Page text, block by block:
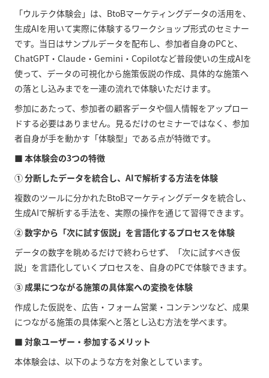
「ウルテク体験会」は、BtoBマーケティングデータの活用を、
生成AIを用いて実際に体験するワークショップ形式のセミナー
です。当日はサンプルデータを配布し、参加者自身のPCと、
ChatGPT・Claude・Gemini・Copilotなど普段使いの生成AIを
使って、データの可視化から施策仮説の作成、具体的な施策へ
の落とし込みまでを一連の流れで体験いただけます。
参加にあたって、参加者の顧客データや個人情報をアップロー
ドする必要はありません。見るだけのセミナーではなく、参加
者自身が手を動かす「体験型」である点が特徴です。
■ 本体験会の3つの特徴
① 分断したデータを統合し、AIで解析する方法を体験
複数のツールに分かれたBtoBマーケティングデータを統合し、
生成AIで解析する手法を、実際の操作を通じて習得できます。
② 数字から「次に試す仮説」を言語化するプロセスを体験
データの数字を眺めるだけで終わらせず、「次に試すべき仮
説」を言語化していくプロセスを、自身のPCで体験できます。
③ 成果につながる施策の具体案への変換を体験
作成した仮説を、広告・フォーム営業・コンテンツなど、成果
につながる施策の具体案へと落とし込む方法を学べます。
■ 対象ユーザー・参加するメリット
本体験会は、以下のような方を対象としています。